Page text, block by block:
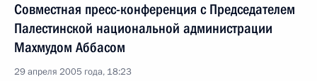
Совместная пресс-конференция с Председателем
Палестинской национальной администрации
Махмудом Аббасом
29 апреля 2005 года, 18:23